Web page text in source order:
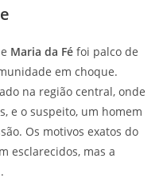
Maria da Fé foi palco de
em choque.
na região central, onde
e o suspeito, um homem
Os motivos exatos do
esclarecidos, mas a